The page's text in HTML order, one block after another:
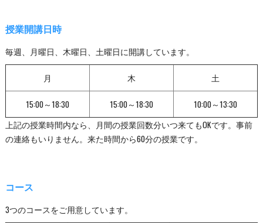
授業開講日時
毎週、月曜日、木曜日、土曜日に開講しています。
月 木 土
15:00～18:30 15:00～18:30
10:00～13:30
上記の授業時間内なら、月間の授業回数分いつ来てもOKです。事前
の連絡もいりません。来た時間から60分の授業です。
コース
3つのコースをご用意しています。